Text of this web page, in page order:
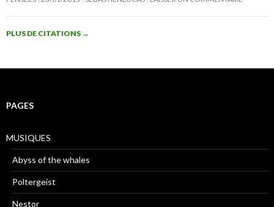
PLUS DE CITATIONS →
PAGES
MUSIQUES
Abyss of the whales
Poltergeist
Nestor